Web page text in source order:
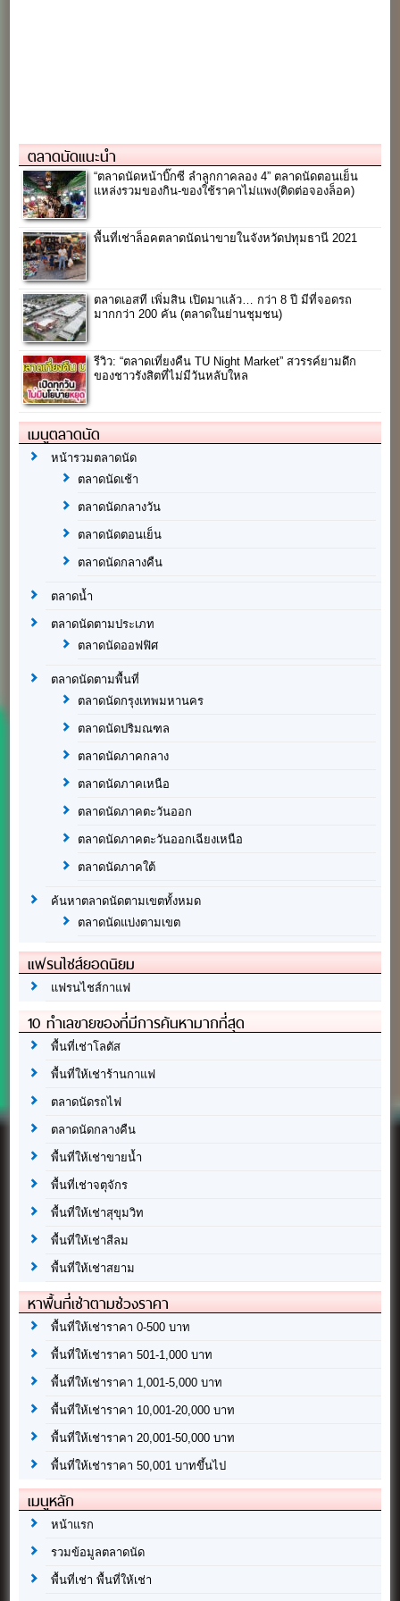
ตลาดนัดแนะนำ
“ตลาดนัดหน้าบิ๊กซี ลำลูกกาคลอง 4” ตลาดนัดตอนเย็น
แหล่งรวมของกิน-ของใช้ราคาไม่แพง(ติดต่อจองล็อค)
พื้นที่เช่าล็อคตลาดนัดน่าขายในจังหวัดปทุมธานี 2021
ตลาดเอสที เพิ่มสิน เปิดมาแล้ว… กว่า 8 ปี มีที่จอดรถ
มากกว่า 200 คัน (ตลาดในย่านชุมชน)
รีวิว: “ตลาดเที่ยงคืน TU Night Market” สวรรค์ยามดึก
ของชาวรังสิตที่ไม่มีวันหลับใหล
เมนูตลาดนัด
หน้ารวมตลาดนัด
ตลาดนัดเช้า
ตลาดนัดกลางวัน
ตลาดนัดตอนเย็น
ตลาดนัดกลางคืน
ตลาดน้ำ
ตลาดนัดตามประเภท
ตลาดนัดออฟฟิศ
ตลาดนัดตามพื้นที่
ตลาดนัดกรุงเทพมหานคร
ตลาดนัดปริมณฑล
ตลาดนัดภาคกลาง
ตลาดนัดภาคเหนือ
ตลาดนัดภาคตะวันออก
ตลาดนัดภาคตะวันออกเฉียงเหนือ
ตลาดนัดภาคใต้
ค้นหาตลาดนัดตามเขตทั้งหมด
ตลาดนัดแบ่งตามเขต
แฟรนไชส์ยอดนิยม
แฟรนไชส์กาแฟ
10 ทำเลขายของที่มีการค้นหามากที่สุด
พื้นที่เช่าโลตัส
พื้นที่ให้เช่าร้านกาแฟ
ตลาดนัดรถไฟ
ตลาดนัดกลางคืน
พื้นที่ให้เช่าขายน้ำ
พื้นที่เช่าจตุจักร
พื้นที่ให้เช่าสุขุมวิท
พื้นที่ให้เช่าสีลม
พื้นที่ให้เช่าสยาม
หาพื้นที่เช่าตามช่วงราคา
พื้นที่ให้เช่าราคา 0-500 บาท
พื้นที่ให้เช่าราคา 501-1,000 บาท
พื้นที่ให้เช่าราคา 1,001-5,000 บาท
พื้นที่ให้เช่าราคา 10,001-20,000 บาท
พื้นที่ให้เช่าราคา 20,001-50,000 บาท
พื้นที่ให้เช่าราคา 50,001 บาทขึ้นไป
เมนูหลัก
หน้าแรก
รวมข้อมูลตลาดนัด
พื้นที่เช่า พื้นที่ให้เช่า